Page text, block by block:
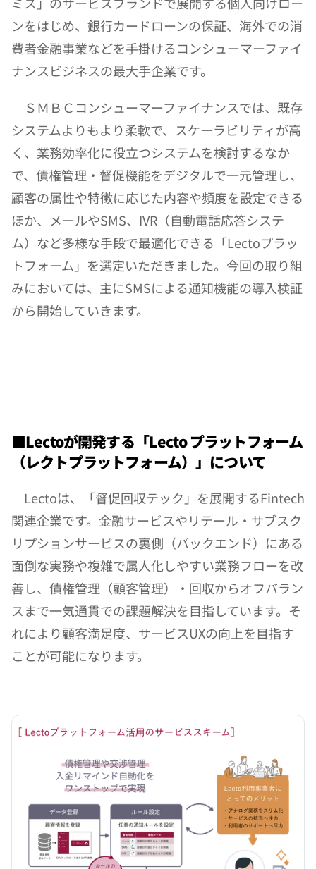
ンをはじめ、銀行カードローンの保証、海外での消
費者金融事業などを手掛けるコンシューマーファイ
ナンスビジネスの最大手企業です。
ＳＭＢＣコンシューマーファイナンスでは、既存
システムよりもより柔軟で、スケーラビリティが高
く、業務効率化に役立つシステムを検討するなか
で、債権管理・督促機能をデジタルで一元管理し、
顧客の属性や特徴に応じた内容や頻度を設定できる
ほか、メールやSMS、IVR（自動電話応答システ
ム）など多様な手段で最適化できる「Lectoプラッ
トフォーム」を選定いただきました。今回の取り組
みにおいては、主にSMSによる通知機能の導入検証
から開始していきます。
■Lectoが開発する「Lecto プラットフォーム
（レクトプラットフォーム）」について
Lectoは、「督促回収テック」を展開するFintech
関連企業です。金融サービスやリテール・サブスク
リプションサービスの裏側（バックエンド）にある
面倒な実務や複雑で属人化しやすい業務フローを改
善し、債権管理（顧客管理）・回収からオフバラン
スまで一気通貫での課題解決を目指しています。そ
れにより顧客満足度、サービスUXの向上を目指す
ことが可能になります。